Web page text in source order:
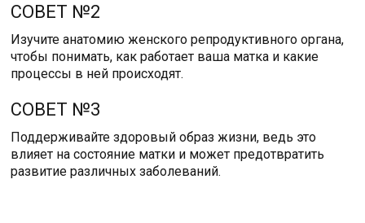
СОВЕТ №2
Изучите анатомию женского репродуктивного органа,
чтобы понимать, как работает ваша матка и какие
процессы в ней происходят.
СОВЕТ №3
Поддерживайте здоровый образ жизни, ведь это
влияет на состояние матки и может предотвратить
развитие различных заболеваний.